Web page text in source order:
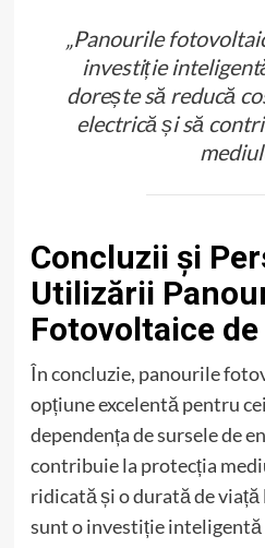
„Panourile
investiție
dorește să reducă
electrică și să
Concluzii și
Utilizării
Fotovoltaice de
În concluzie, panourile
opțiune excelentă pentru
dependența de sursele de
contribuie la protecția
ridicată și o durată de viață
sunt o investiție